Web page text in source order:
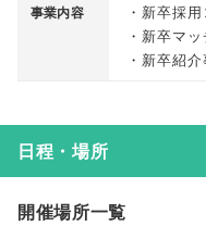
事業内容
・新卒採
・新卒マ
・新卒紹
日程・場所
開催場所一覧